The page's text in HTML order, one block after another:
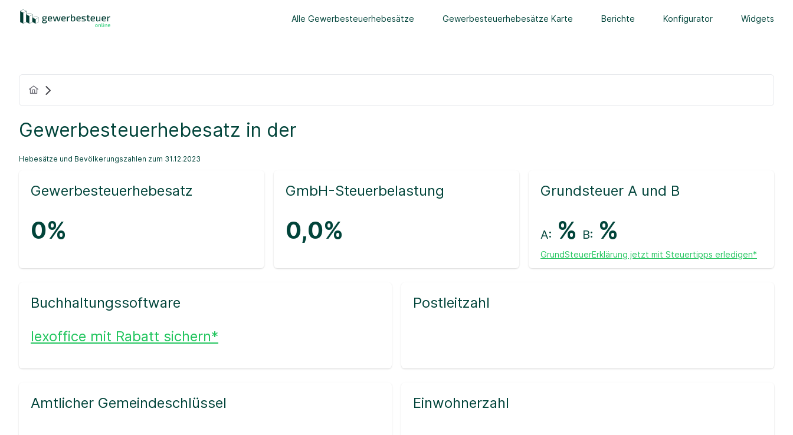
Alle Gewerbesteuerhebesätze Gewerbesteuerhebesätze Karte Berichte Konfigurator Widgets
Gewerbesteuerhebesatz in der
Hebesätze und Bevölkerungszahlen zum 31.12.2023
Gewerbesteuerhebesatz
0%
GmbH-Steuerbelastung
0,0%
Grundsteuer A und B
A: % B: %
GrundSteuerErklärung jetzt mit Steuertipps erledigen*
Buchhaltungssoftware
lexoffice mit Rabatt sichern*
Postleitzahl
Amtlicher Gemeindeschlüssel Einwohnerzahl